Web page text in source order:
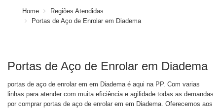
Home
Regiões Atendidas
Portas de Aço de Enrolar em Diadema
Portas de Aço de Enrolar em Diadema
portas de aço de enrolar em em Diadema é aqui na PP. Com varias
linhas para atender com muita eficiência e agilidade todas as demandas
por comprar portas de aço de enrolar em em Diadema. Oferecemos aos